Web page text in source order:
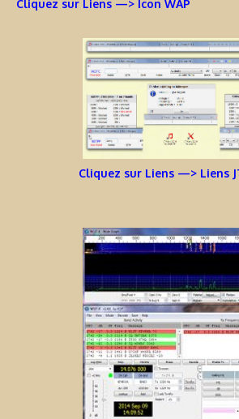
Cliquez sur Liens —> Icon WAP
Cliquez sur Liens —> Liens